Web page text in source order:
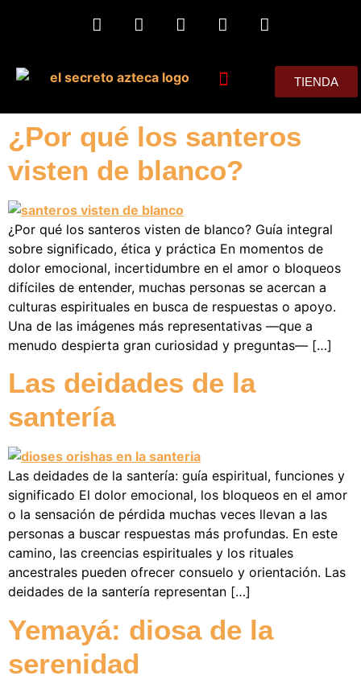
TIENDA
¿Por qué los santeros
visten de blanco?
¿Por qué los santeros visten de blanco? Guía integral
sobre significado, ética y práctica En momentos de
dolor emocional, incertidumbre en el amor o bloqueos
difíciles de entender, muchas personas se acercan a
culturas espirituales en busca de respuestas o apoyo.
Una de las imágenes más representativas —que a
menudo despierta gran curiosidad y preguntas— […]
Las deidades de la
santería
Las deidades de la santería: guía espiritual, funciones y
significado El dolor emocional, los bloqueos en el amor
o la sensación de pérdida muchas veces llevan a las
personas a buscar respuestas más profundas. En este
camino, las creencias espirituales y los rituales
ancestrales pueden ofrecer consuelo y orientación. Las
deidades de la santería representan […]
Yemayá: diosa de la
serenidad